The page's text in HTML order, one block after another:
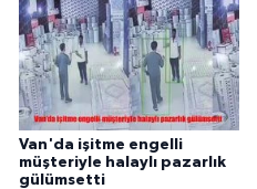
Van'da işitme engelli
müşteriyle halaylı pazarlık
gülümsetti